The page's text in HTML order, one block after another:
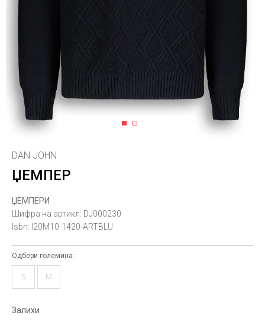
1 2
DAN JOHN
ЏЕМПЕР
ЏЕМПЕРИ
Шифра на артикл: DJ000230
Isbn: I20M10-1420-ARTBLU
Одбери големина:
S M
Залихи